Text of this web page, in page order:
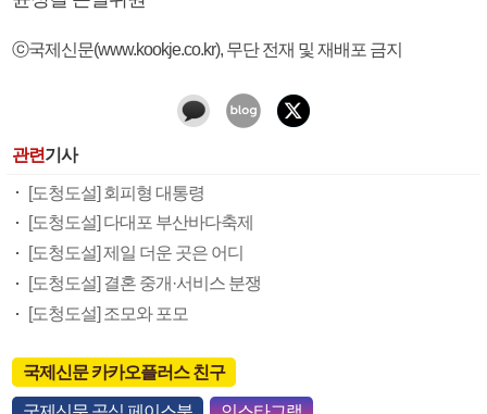
ⓒ국제신문(www.kookje.co.kr), 무단 전재 및 재배포 금지
관련기사
[도청도설] 회피형 대통령
[도청도설] 다대포 부산바다축제
[도청도설] 제일 더운 곳은 어디
[도청도설] 결혼 중개·서비스 분쟁
[도청도설] 조모와 포모
국제신문 카카오플러스 친구